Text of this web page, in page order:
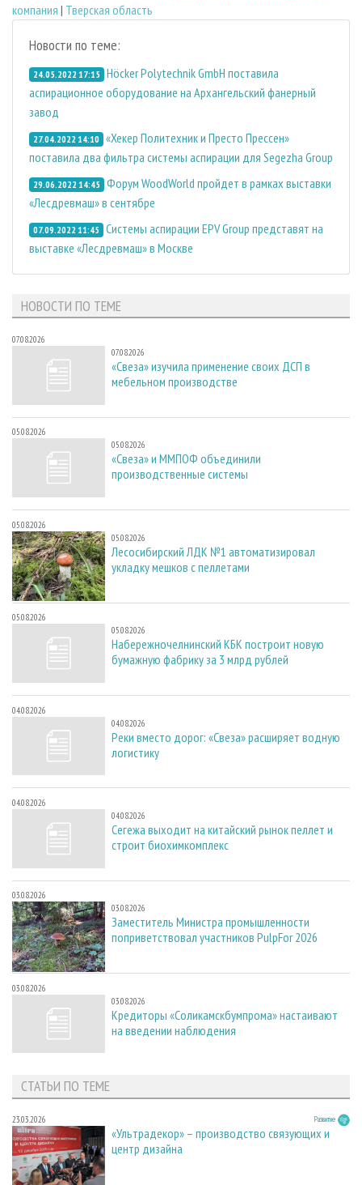
компания | Тверская область
Новости по теме:
24.05.2022 17:15 Höcker Polytechnik GmbH поставила
аспирационное оборудование на Архангельский фанерный
завод
27.04.2022 14:10 «Хекер Политехник и Престо Прессен»
поставила два фильтра системы аспирации для Segezha Group
29.06.2022 14:45 Форум WoodWorld пройдет в рамках выставки
«Лесдревмаш» в сентябре
07.09.2022 11:45 Системы аспирации EPV Group представят на
выставке «Лесдревмаш» в Москве
НОВОСТИ ПО ТЕМЕ
07.08.2026
07.08.2026
«Свеза» изучила применение своих ДСП в
мебельном производстве
05.08.2026
05.08.2026
«Свеза» и ММПОФ объединили
производственные системы
05.08.2026
05.08.2026
Лесосибирский ЛДК №1 автоматизировал
укладку мешков с пеллетами
05.08.2026
05.08.2026
Набережночелнинский КБК построит новую
бумажную фабрику за 3 млрд рублей
04.08.2026
04.08.2026
Реки вместо дорог: «Свеза» расширяет водную
логистику
04.08.2026
04.08.2026
Сегежа выходит на китайский рынок пеллет и
строит биохимкомплекс
03.08.2026
03.08.2026
Заместитель Министра промышленности
поприветствовал участников PulpFor 2026
03.08.2026
03.08.2026
Кредиторы «Соликамскбумпрома» настаивают
на введении наблюдения
СТАТЬИ ПО ТЕМЕ
23.03.2026 Развитие
«Ультрадекор» – производство связующих и
центр дизайна